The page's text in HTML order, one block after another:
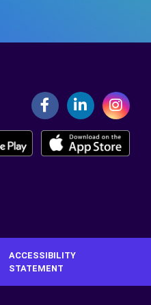
ACCESSIBILITY
STATEMENT